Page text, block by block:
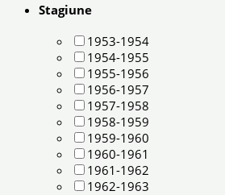
Stagiune
1953-1954
1954-1955
1955-1956
1956-1957
1957-1958
1958-1959
1959-1960
1960-1961
1961-1962
1962-1963